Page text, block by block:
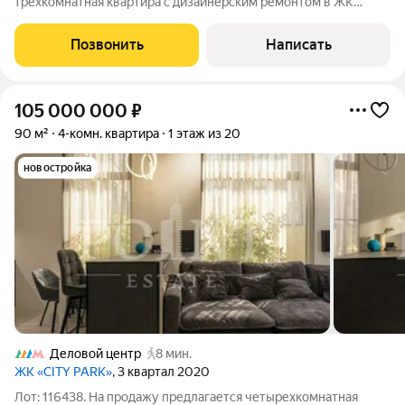
кухня-гостиная, подсобное помещение, спальня с ванной
комнатой, вторая спальня с гардеробной,
Позвонить Написать
105 000 000 ₽
90 м² 4-комн. квартира 1 этаж из 20
новостройка
Деловой центр
8 мин.
ЖК «CITY PARK», 3 квартал 2020
Лот: 116438. На продажу предлагается четырехкомнатная